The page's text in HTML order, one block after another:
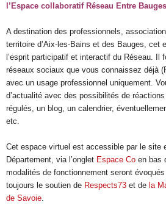
l’Espace collaboratif Réseau Entre
A destination des professionnels,
territoire d’Aix-les-Bains et des Bauges, cet
l’esprit participatif et interactif du Réseau. Il
réseaux sociaux que vous connaissez déjà
avec un usage professionnel uniquement.
d’actualité avec des possibilités de
régulés, un blog, un calendrier,
etc.
Cet espace virtuel est accessible par le site
Département, via l’onglet Espace Co en bas
modalités de fonctionnement seront
toujours le soutien de Respects73 et de la
de Savoie